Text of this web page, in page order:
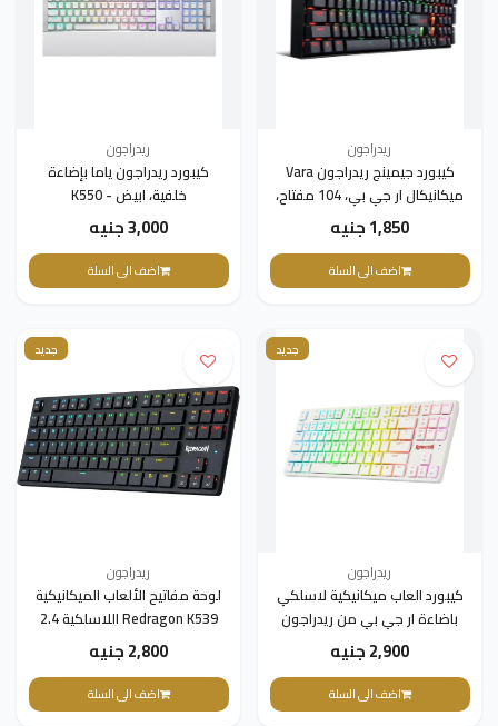
ريدراجون
كيبورد جيمينج ريدراجون Vara
ميكانيكال ار جي بي، 104 مفتاح،
اسود - K551-R
1,850 جنيه
اضف الى السلة
ريدراجون
كيبورد ريدراجون ياما بإضاءة
خلفية، ابيض - K550
3,000 جنيه
اضف الى السلة
جديد
ريدراجون
كيبورد العاب ميكانيكية لاسلكي
باضاءة ار جي بي من ريدراجون
/ بلوتوث 5.0 سلك نوع C ابيض2,900 جنيه
اضف الى السلة
جديد
ريدراجون
لوحة مفاتيح الألعاب الميكانيكية
Redragon K539 اللاسلكية 2.4
جيجاهرتز، بلوتوث وسلكية من
النوع C RGB - مفتاح بني - رفيع
للغاية - إنجليزي وعربي (أسود)
2,800 جنيه
اضف الى السلة